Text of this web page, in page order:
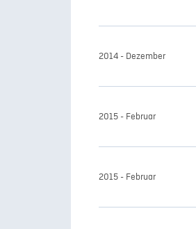
2014 - Dezember
2015 - Februar
2015 - Februar